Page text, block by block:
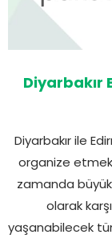
Diyarbakır
Diyarbakır ile
organize etmek
zamanda
olarak
yaşanabilecek